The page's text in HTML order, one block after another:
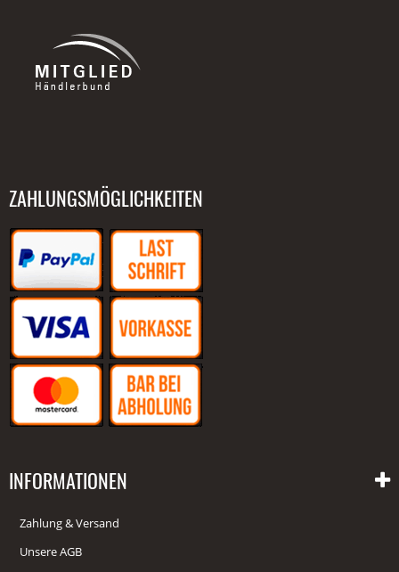
ZAHLUNGSMÖGLICHKEITEN
INFORMATIONEN
Zahlung & Versand
Unsere AGB